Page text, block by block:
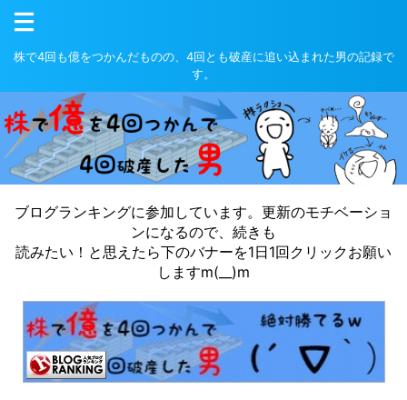
株で4回も億をつかんだものの、4回とも破産に追い込まれた男の記録で
す。
ブログランキングに参加しています。更新のモチベーショ
ンになるので、続きも
読みたい！と思えたら下のバナーを1日1回クリックお願い
しますm(__)m